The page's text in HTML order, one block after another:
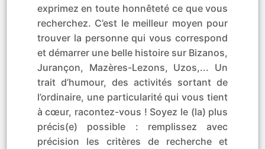
exprimez en toute honnêteté ce que vous
recherchez. C’est le meilleur moyen pour
trouver la personne qui vous correspond
et démarrer une belle histoire sur Bizanos,
Jurançon, Mazères-Lezons, Uzos,... Un
trait d’humour, des activités sortant de
l’ordinaire, une particularité qui vous tient
à cœur, racontez-vous ! Soyez le (la) plus
précis(e) possible : remplissez avec
précision les critères de recherche et